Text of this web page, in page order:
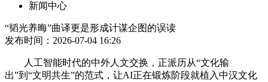
新闻中心
“韬光养晦”曲译更是形成计谋企图的误读
发布时间：2026-07-04 16:26
人工智能时代的中外人文交换，正派历从“文化输
出”到“文明共生”的范式，让AI正在锻炼阶段就植入中汉文化